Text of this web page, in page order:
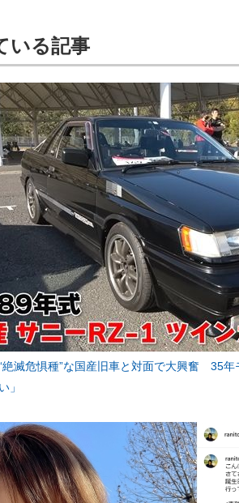
いる記事
絶滅危惧種”な国産旧車と対面で大興奮 35年
」